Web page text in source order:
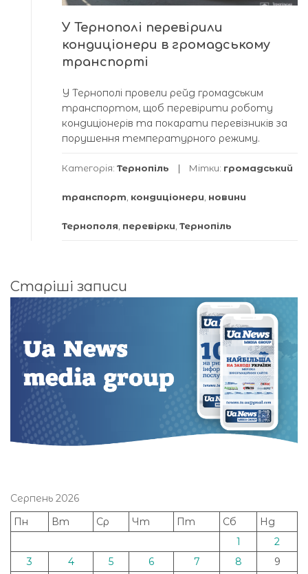
У Тернополі перевірили
кондиціонери в громадському
транспорті
У Тернополі провели рейд громадським
транспортом, щоб перевірити роботу
кондиціонерів та покарати перевізників за
порушення температурного режиму.
Категорія: Тернопіль Мітки: громадський
транспорт кондиціонери новини
Тернополя перевірки Тернопіль
Навігація
за
Старіші записи
Серпень 2026
Пн
Вт Ср Чт Пт Сб
Нд
1
2
3
4 5 6 7 8
9